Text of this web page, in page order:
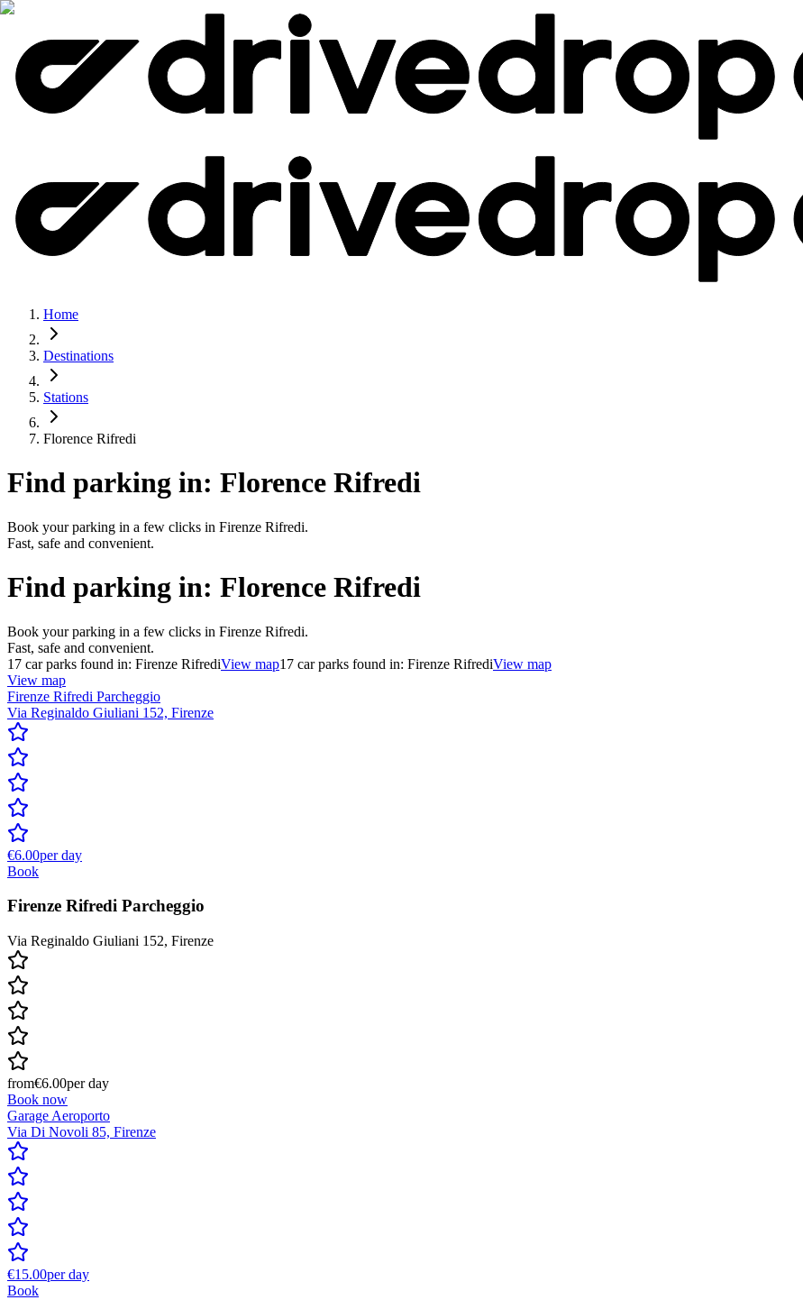
Home
Destinations
Stations
Florence Rifredi
Find parking in: Florence Rifredi
Book your parking in a few clicks in Firenze Rifredi.
Fast, safe and convenient.
Find parking in: Florence Rifredi
Book your parking in a few clicks in Firenze Rifredi.
Fast, safe and convenient.
17 car parks found in: Firenze RifrediView map17 car parks found in: Firenze RifrediView map
View map
Firenze Rifredi Parcheggio
Via Reginaldo Giuliani 152, Firenze
€6.00per day
Book
Firenze Rifredi Parcheggio
Via Reginaldo Giuliani 152, Firenze
from€6.00per day
Book now
Garage Aeroporto
Via Di Novoli 85, Firenze
€15.00per day
Book